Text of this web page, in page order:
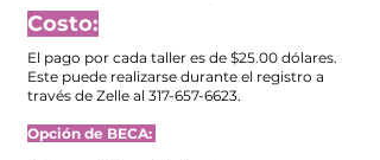
Costo:
El pago por cada taller es de $25.00 dólares.
Este puede realizarse durante el registro a
través de Zelle al 317-657-6623.
Opción de BECA: